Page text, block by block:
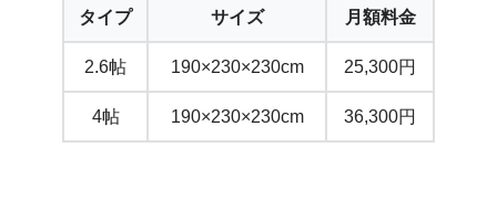
タイプ サイズ 月額料金
2.6帖 190×230×230cm 25,300円
4帖 190×230×230cm 36,300円